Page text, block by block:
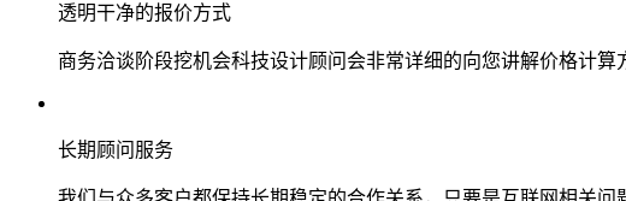
透明干净的报价方式
商务洽谈阶段挖机会科技设计顾问会非常详细的向您讲解价格计
长期顾问服务